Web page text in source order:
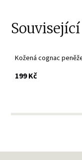
Kožená cognac
199 Kčs DPH